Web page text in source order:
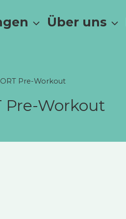
Über uns
Pre-Workout
Pre-Workout